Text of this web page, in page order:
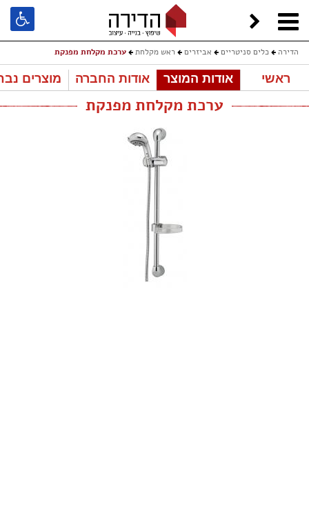
הדירה כלים סניטריים אביזרים ראש מקלחת ערכת מקלחת מפנקת
ראשי אודות המוצר אודות החברה מוצרים
ערכת מקלחת מפנקת